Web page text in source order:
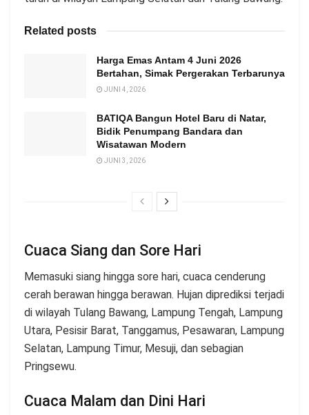
Related posts
Harga Emas Antam 4 Juni 2026
Bertahan, Simak Pergerakan Terbarunya
JUNI 4, 2026
BATIQA Bangun Hotel Baru di Natar,
Bidik Penumpang Bandara dan
Wisatawan Modern
JUNI 3, 2026
Cuaca Siang dan Sore Hari
Memasuki siang hingga sore hari, cuaca cenderung
cerah berawan hingga berawan. Hujan diprediksi terjadi
di wilayah Tulang Bawang, Lampung Tengah, Lampung
Utara, Pesisir Barat, Tanggamus, Pesawaran, Lampung
Selatan, Lampung Timur, Mesuji, dan sebagian
Pringsewu.
Cuaca Malam dan Dini Hari